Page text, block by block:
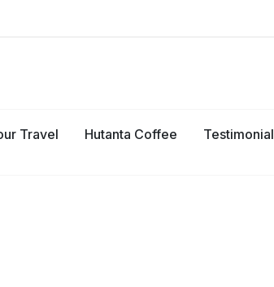
Travel Hutanta Coffee Testimonial